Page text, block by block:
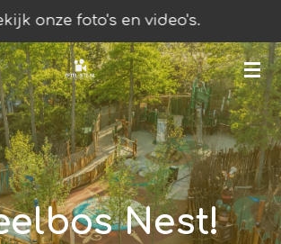
onze foto's en video's.
Nest!